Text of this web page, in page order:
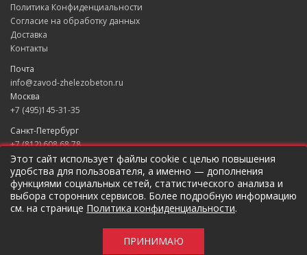
Политика Конфиденциальности
Согласие на обработку данных
Доставка
Контакты
Почта
info@zavod-zhelezobeton.ru
Москва
+7 (495)145-31-35
Санкт-Петербург
+7 (812) 608 68 78
Екатеринбург
+7 (343) 235 49 31
Краснодар
+7 (861) 205 79 37
Этот сайт использует файлы cookie с целью повышения
удобства для пользователя, а именно — дополнения
функциями социальных сетей, статистического анализа и
выбора сторонних сервисов. Более подробную информацию
см. на странице Политика конфиденциальности.
ПРИНИМАЮ